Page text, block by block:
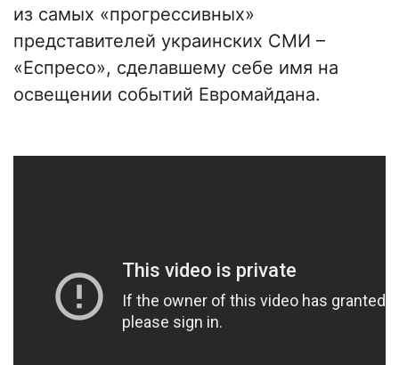
из самых «прогрессивных»
представителей украинских СМИ –
«Еспресо», сделавшему себе имя на
освещении событий Евромайдана.